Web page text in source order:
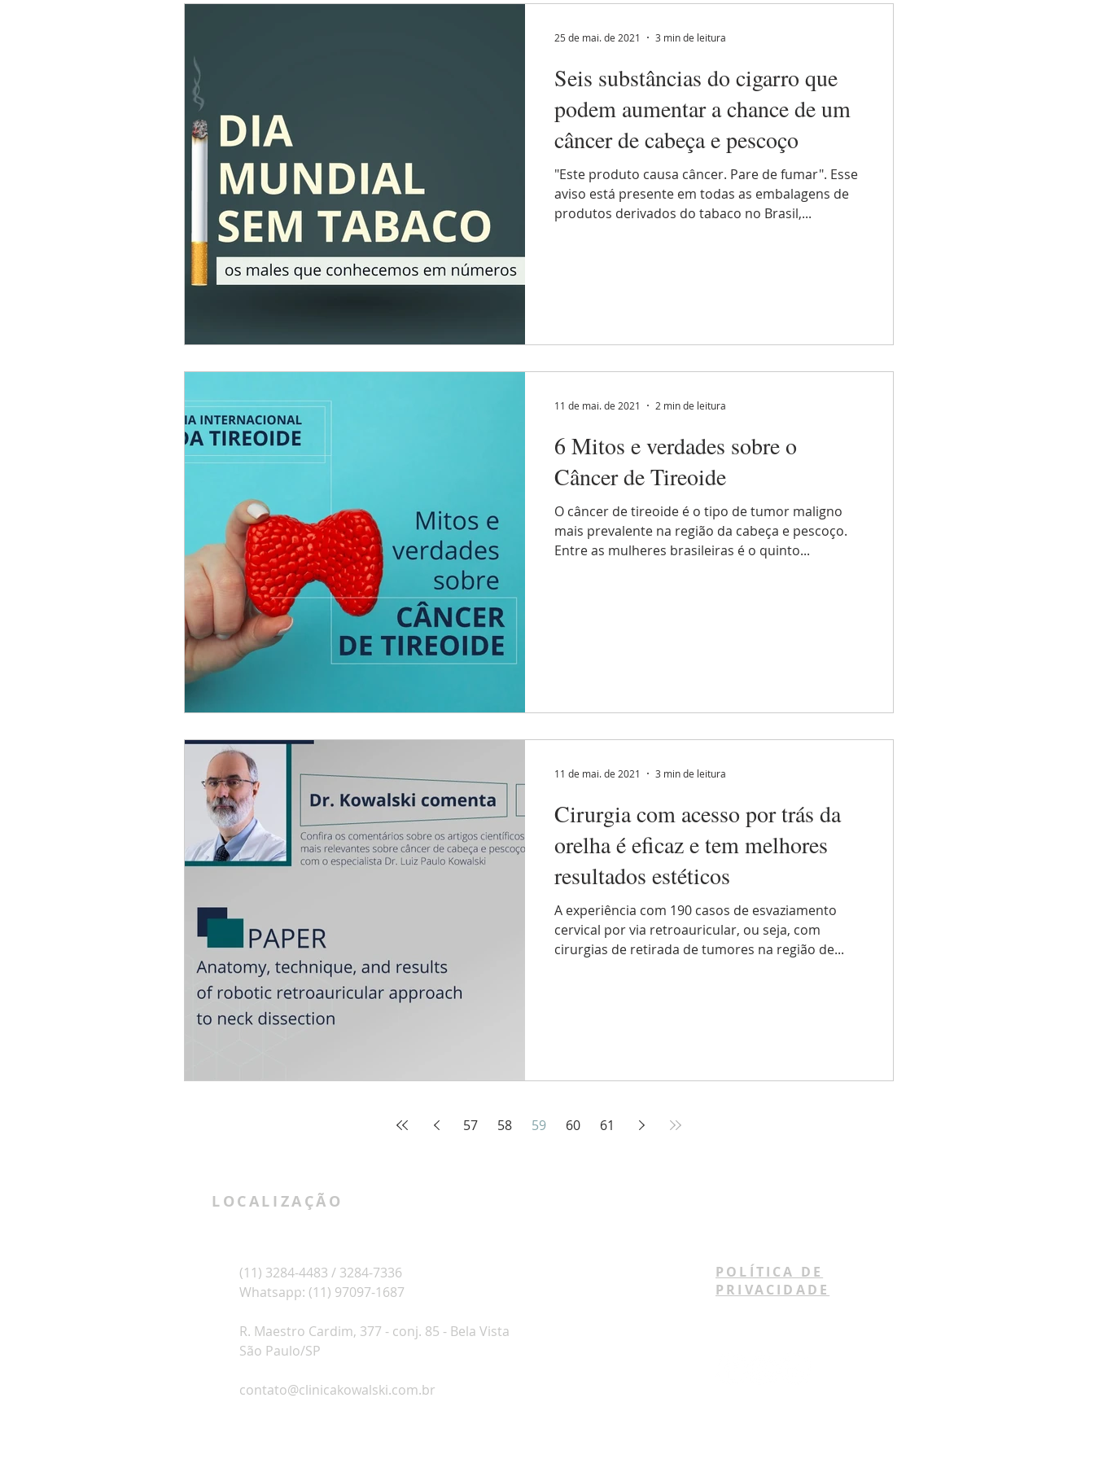
câncer de cabeça e pescoço
câncer de orofaringe câncer de faringe saúde da mulher outubro rosa
saúde do homem dezembro laranja cirurgia robótica fisioterapia psico-oncologia
câncer de cavidade nasal tabagismo cordoma
tratamento do câncer de cabeça e pe câncer de glândulas salivares diagnóstico
direitos do paciente
Seis substâncias do cigarro que
podem aumentar a chance de um
câncer de cabeça e pescoço
"Este produto causa câncer. Pare de fumar". Esse
aviso está presente em todas as embalagens de
produtos derivados do tabaco no Brasil,...
25 de mai. de 2021 3 min de leitura
6 Mitos e verdades sobre o
Câncer de Tireoide
O câncer de tireoide é o tipo de tumor maligno
mais prevalente na região da cabeça e pescoço.
Entre as mulheres brasileiras é o quinto...
11 de mai. de 2021 2 min de leitura
Cirurgia com acesso por trás da
orelha é eficaz e tem melhores
resultados estéticos
A experiência com 190 casos de esvaziamento
cervical por via retroauricular, ou seja, com
cirurgias de retirada de tumores na região de...
11 de mai. de 2021 3 min de leitura
57 58 59 60 61
LOCALIZAÇÃO
(11) 3284-4483 / 3284-7336
Whatsapp: (11) 97097-1687
R. Maestro Cardim, 377 - conj. 85 - Bela Vista
São Paulo/SP
contato@clinicakowalski.com.br
POLÍTICA DE
PRIVACIDADE